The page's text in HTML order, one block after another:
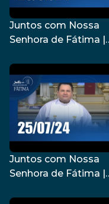
Juntos com Nossa
Senhora de Fátima |
Juntos com Nossa
Senhora de Fátima |